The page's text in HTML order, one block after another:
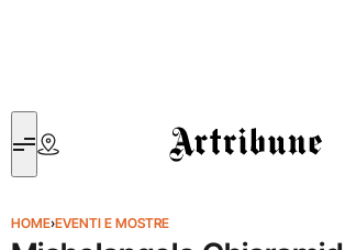
Artribune
HOME›EVENTI E MOSTRE